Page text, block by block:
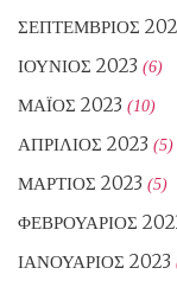
ΣΕΠΤΈΜΒΡΙΟΣ
ΙΟΎΝΙΟΣ 2023 (6)
ΜΆΙΟΣ 2023 (10)
ΑΠΡΊΛΙΟΣ 2023 (5)
ΜΆΡΤΙΟΣ 2023 (5)
ΦΕΒΡΟΥΆΡΙΟΣ
ΙΑΝΟΥΆΡΙΟΣ 2023